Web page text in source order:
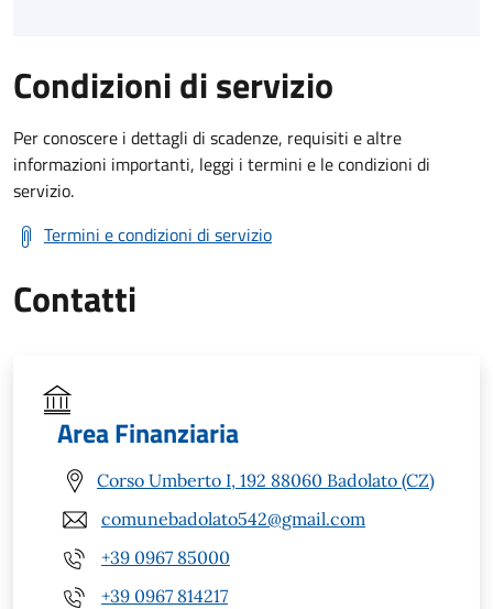
Condizioni di servizio
Per conoscere i dettagli di scadenze, requisiti e altre
informazioni importanti, leggi i termini e le condizioni di
servizio.
Termini e condizioni di servizio
Contatti
Area Finanziaria
Corso Umberto I, 192 88060 Badolato (CZ)
comunebadolato542@gmail.com
+39 0967 85000
+39 0967 814217